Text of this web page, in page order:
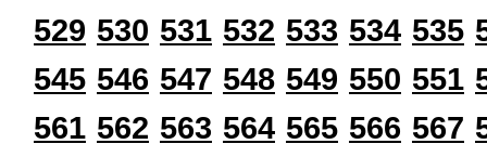
529 530 531 532 533 534 535
545 546 547 548 549 550 551
561 562 563 564 565 566 567